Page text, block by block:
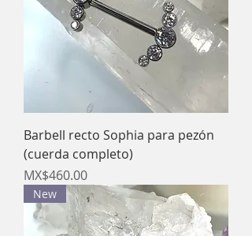
Barbell recto Sophia para pezón
(cuerda completo)
Price
MX$460.00
New